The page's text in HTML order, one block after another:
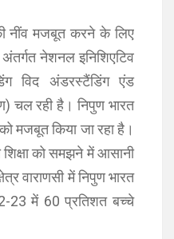
नींव मजबूत करने के लिए
नेशनल इनिशिएटिव
विद अंडरस्टैंडिंग एंड
चल रही है। निपुण भारत
मजबूत किया जा रहा है।
को समझने में आसानी
वाराणसी में निपुण भारत
23 में 60 प्रतिशत बच्चे